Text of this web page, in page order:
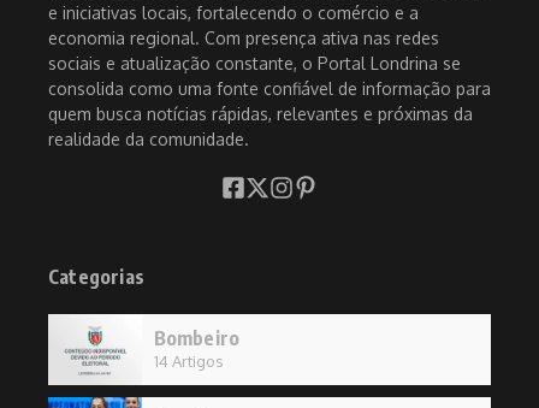
e iniciativas locais, fortalecendo o comércio e a
economia regional. Com presença ativa nas redes
sociais e atualização constante, o Portal Londrina se
consolida como uma fonte confiável de informação para
quem busca notícias rápidas, relevantes e próximas da
realidade da comunidade.
Categorias
Bombeiro
14 Artigos